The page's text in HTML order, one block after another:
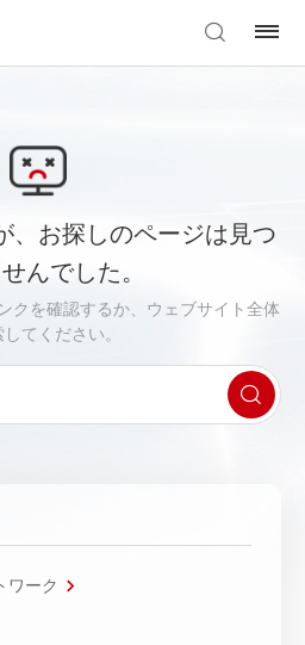
、お探しのページは見つ
んでした。
クを確認するか、ウェブサイト全体
てください。
ワーク